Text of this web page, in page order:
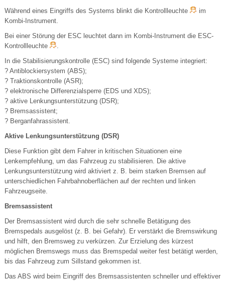
Während eines Eingriffs des Systems blinkt die Kontrollleuchte
im
Kombi-Instrument.
Bei einer Störung der ESC leuchtet dann im Kombi-Instrument die ESC-
Kontrollleuchte
.
In die Stabilisierungskontrolle (ESC) sind folgende Systeme integriert:
? Antiblockiersystem (ABS);
? Traktionskontrolle (ASR);
? elektronische Differenzialsperre (EDS und XDS);
? aktive Lenkungsunterstützung (DSR);
? Bremsassistent;
? Berganfahrassistent.
Aktive Lenkungsunterstützung (DSR)
Diese Funktion gibt dem Fahrer in kritischen Situationen eine
Lenkempfehlung, um das Fahrzeug zu stabilisieren. Die aktive
Lenkungsunterstützung wird aktiviert z. B. beim starken Bremsen auf
unterschiedlichen Fahrbahnoberflächen auf der rechten und linken
Fahrzeugseite.
Bremsassistent
Der Bremsassistent wird durch die sehr schnelle Betätigung des
Bremspedals ausgelöst (z. B. bei Gefahr). Er verstärkt die Bremswirkung
und hilft, den Bremsweg zu verkürzen. Zur Erzielung des kürzest
möglichen Bremswegs muss das Bremspedal weiter fest betätigt werden,
bis das Fahrzeug zum Sillstand gekommen ist.
Das ABS wird beim Eingriff des Bremsassistenten schneller und effektiver